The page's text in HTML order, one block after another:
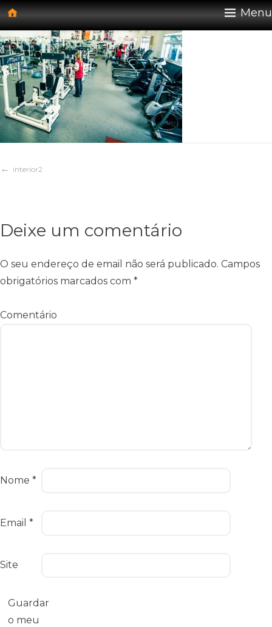
Skip
to
content
Menu
30 de Maio, 2019
Navegação
artigos
interior2
Deixe um comentário
O seu endereço de email não será publicado. Campos
obrigatórios marcados com *
Comentário
Nome *
Email *
Site
Guardar
o meu